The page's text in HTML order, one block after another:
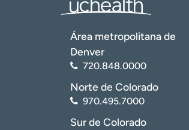
Área metropolitana de
Denver
720.848.0000
Norte de Colorado
970.495.7000
Sur de Colorado